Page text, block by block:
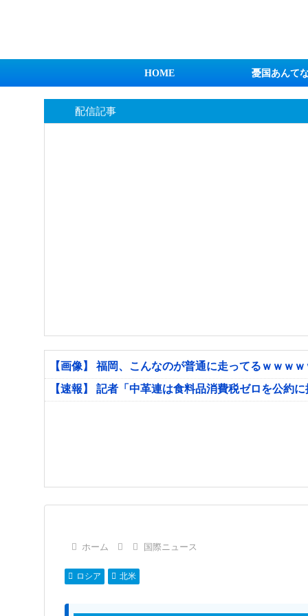
HOME 憂国あんて
配信記事
【画像】 福岡、こんなのが普通に走ってるｗｗｗ
【速報】 記者「中革連は食料品消費税ゼロを公約
ホーム 国際ニュース
ロシア 北米